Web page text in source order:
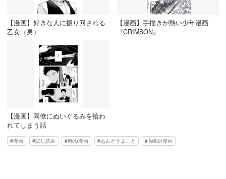
【漫画】好きな人に振り回される
乙女（男）
【漫画】手描きが熱い少年漫画
『CRIMSON』
【漫画】同僚にぬいぐるみを拾わ
れてしまう話
漫画 試し読み Web漫画 あんどうまこと Twitter漫画